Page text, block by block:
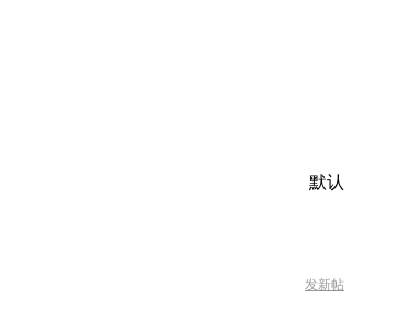
默认
发新帖